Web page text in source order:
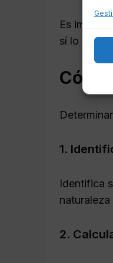
Es
sí lo hace,
1.
Identifica
2.